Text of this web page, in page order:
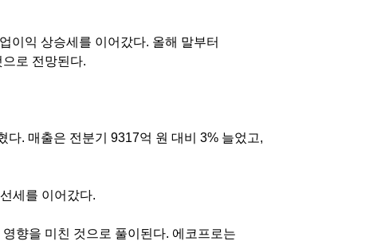
이익 상승세를 이어갔다. 올해 말부터
로 전망된다.
다. 매출은 전분기 9317억 원 대비 3% 늘었고,
세를 이어갔다.
영향을 미친 것으로 풀이된다. 에코프로는